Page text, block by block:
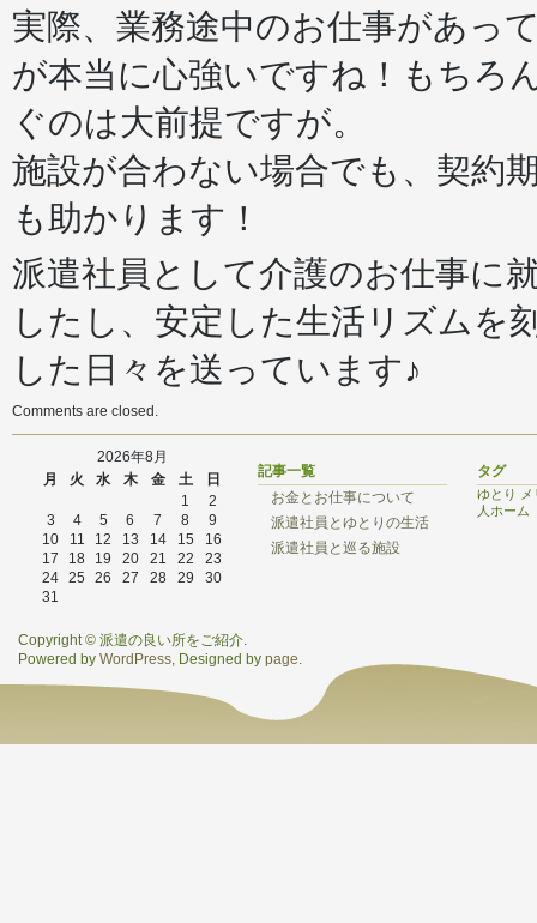
実際、業務途中のお仕事があっ
が本当に心強いですね！もちろ
ぐのは大前提ですが。
施設が合わない場合でも、契約
も助かります！
派遣社員として介護のお仕事に
したし、安定した生活リズムを
した日々を送っています♪
Comments are closed.
2026年8月
月
火 水 木 金 土
日
1
2
3
4 5 6 7 8
9
10
11 12 13 14 15
16
17
18 19 20 21 22
23
24 25 26 27 28 29
30
31
記事一覧
お金とお仕事について
派遣社員とゆとりの生活
派遣社員と巡る施設
タグ
ゆとり
人ホーム
Copyright © 派遣の良い所をご紹介.
Powered by WordPress, Designed by page.